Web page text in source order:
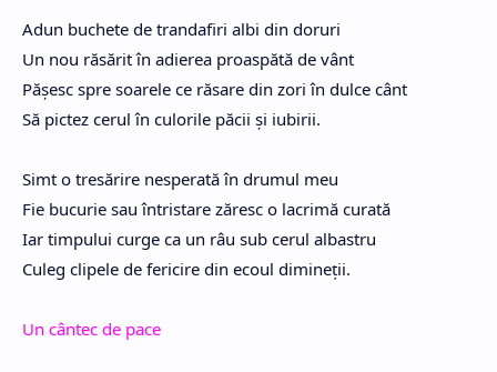
Adun buchete de trandafiri albi din doruri
Un nou răsărit în adierea proaspătă de vânt
Pășesc spre soarele ce răsare din zori în dulce cânt
Să pictez cerul în culorile păcii și iubirii.
Simt o tresărire nesperată în drumul meu
Fie bucurie sau întristare zăresc o lacrimă curată
Iar timpului curge ca un râu sub cerul albastru
Culeg clipele de fericire din ecoul dimineții.
Un cântec de pace